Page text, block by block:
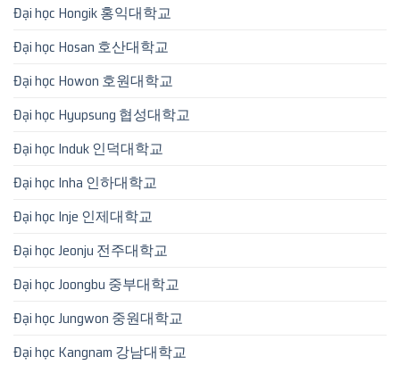
Đại học Hongik 홍익대학교
Đại học Hosan 호산대학교
Đại học Howon 호원대학교
Đại học Hyupsung 협성대학교
Đại học Induk 인덕대학교
Đại học Inha 인하대학교
Đại học Inje 인제대학교
Đại học Jeonju 전주대학교
Đại học Joongbu 중부대학교
Đại học Jungwon 중원대학교
Đại học Kangnam 강남대학교